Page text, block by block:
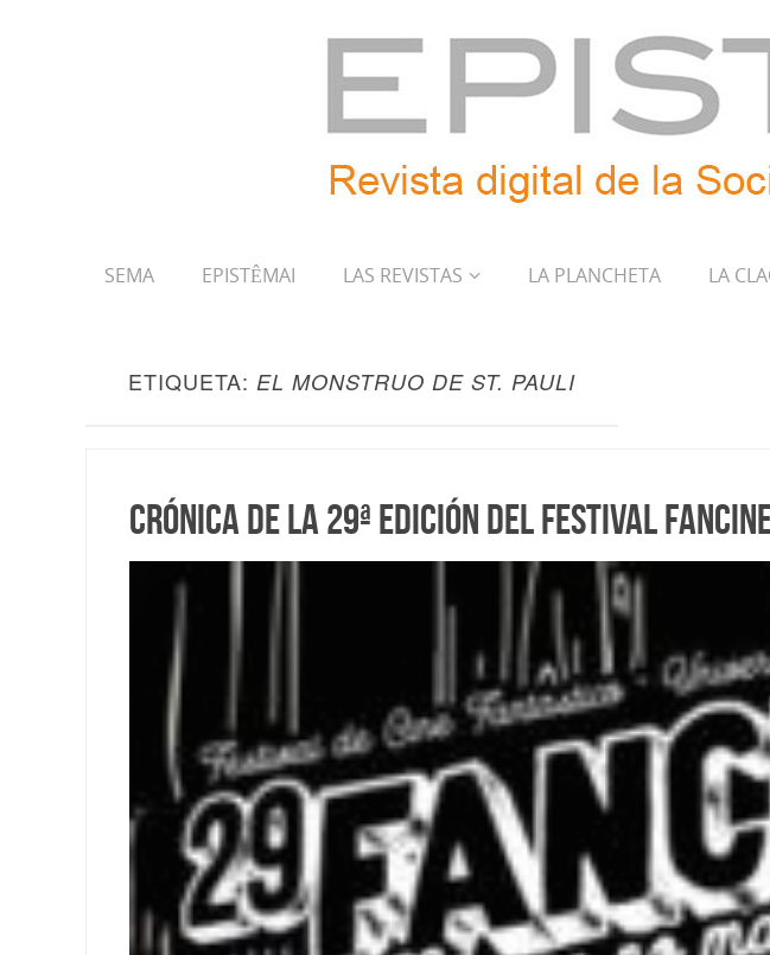
SEMA EPISTÊMAI LAS REVISTAS LA PLANCHETA LA
ETIQUETA: EL MONSTRUO DE ST. PAULI
Crónica de la 29ª edición del Festival